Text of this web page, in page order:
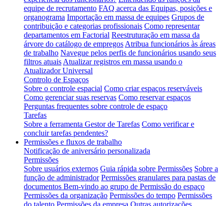
equipe de recrutamento FAQ acerca das Equipas, posições e
organograma Importação em massa de equipes Grupos de
contribuição e categorias profissionais Como representar
departamentos em Factorial Reestruturação em massa da
árvore do catálogo de empregos Atribua funcionários às áreas
de trabalho Navegue pelos perfis de funcionários usando seus
filtros atuais Atualizar registros em massa usando o
Atualizador Universal
Controlo de Espaços
Sobre o controle espacial Como criar espaços reserváveis
Como gerenciar suas reservas Como reservar espaços
Perguntas frequentes sobre controle de espaço
Tarefas
Sobre a ferramenta Gestor de Tarefas Como verificar e
concluir tarefas pendentes?
Permissões e fluxos de trabalho
Notificação de aniversário personalizada
Permissões
Sobre usuários externos Guia rápida sobre Permissões Sobre a
função de administrador Permissões granulares para pastas de
documentos Bem-vindo ao grupo de Permissão do espaço
Permissões da organização Permissões do tempo Permissões
do talento Permissões da empresa Outras autorizações